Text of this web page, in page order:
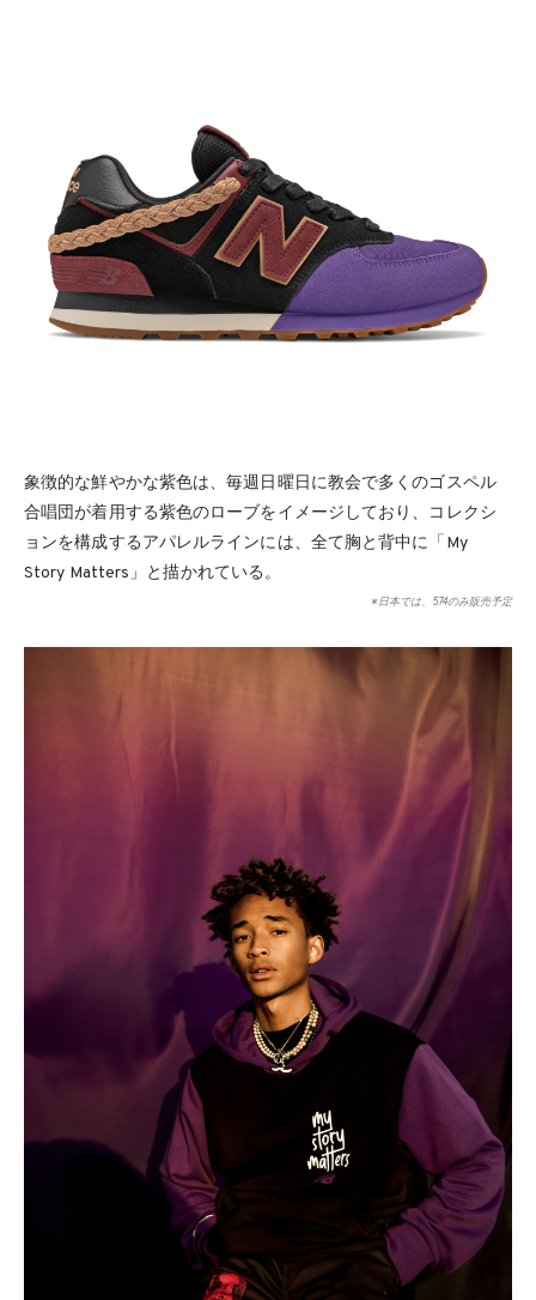
象徴的な鮮やかな紫色は、毎週日曜日に教会で多くのゴスペル
合唱団が着用する紫色のローブをイメージしており、コレクシ
ョンを構成するアパレルラインには、全て胸と背中に「My
Story Matters」と描かれている。
※日本では、574のみ販売予定